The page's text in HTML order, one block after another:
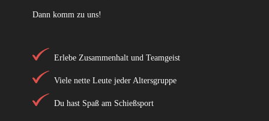
Dann komm zu uns!
Erlebe Zusammenhalt und Teamgeist
Viele nette Leute jeder Altersgruppe
Du hast Spaß am Schießsport